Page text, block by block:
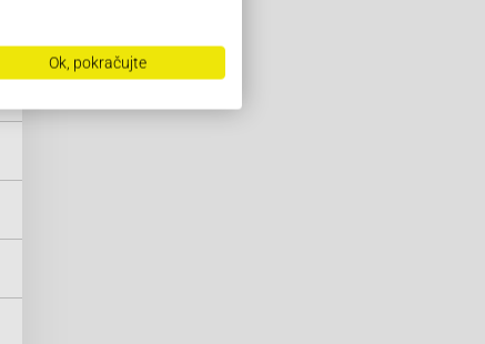
Ok, pokračujte